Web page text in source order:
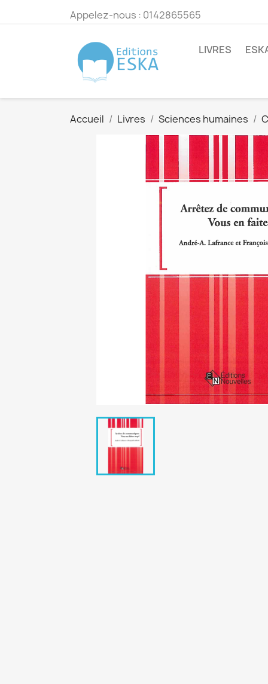
Appelez-nous : 0142865565
LIVRES
Accueil Livres Sciences humaines